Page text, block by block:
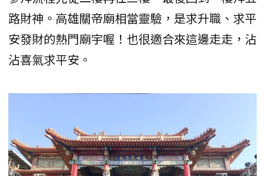
路財神。高雄關帝廟相當靈驗，是求升職、求平
安發財的熱門廟宇喔！也很適合來這邊走走，沾
沾喜氣求平安。